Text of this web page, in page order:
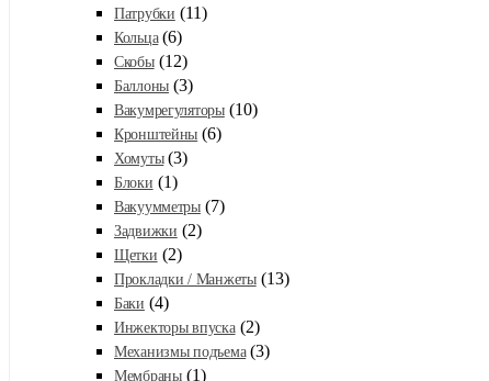
Патрубки (11)
Кольца (6)
Скобы (12)
Баллоны (3)
Вакумрегуляторы (10)
Кронштейны (6)
Хомуты (3)
Блоки (1)
Вакуумметры (7)
Задвижки (2)
Щетки (2)
Прокладки / Манжеты (13)
Баки (4)
Инжекторы впуска (2)
Механизмы подъема (3)
Мембраны (1)